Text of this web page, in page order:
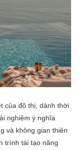
của đô thị, dành thời
nghiệm ý nghĩa
và không gian thiên
trình tái tạo năng